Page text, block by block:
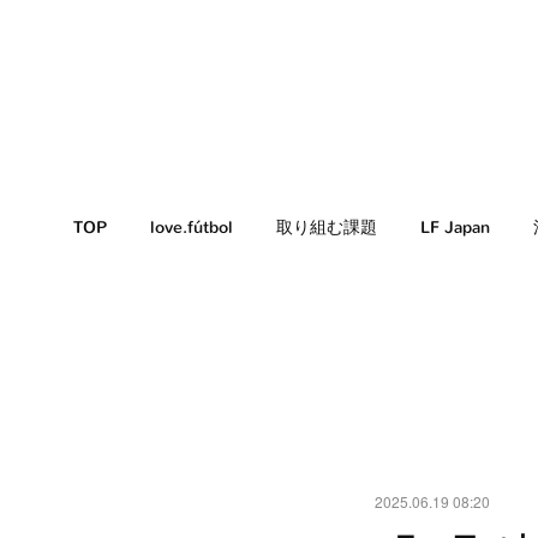
TOP love.fútbol 取り組む課題 LF Japan
2025.06.19 08:20